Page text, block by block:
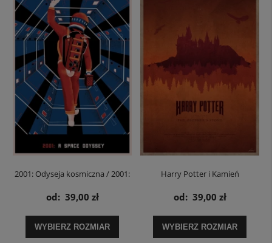
2001: Odyseja kosmiczna / 2001:
A Space Odyssey Stanley Kubrick
- plakat
od: 39,00 zł
WYBIERZ ROZMIAR
Harry Potter i Kamień
Filozoficzny / Harry Potter And
The Philosopher's Stone - plakat
od: 39,00 zł
WYBIERZ ROZMIAR